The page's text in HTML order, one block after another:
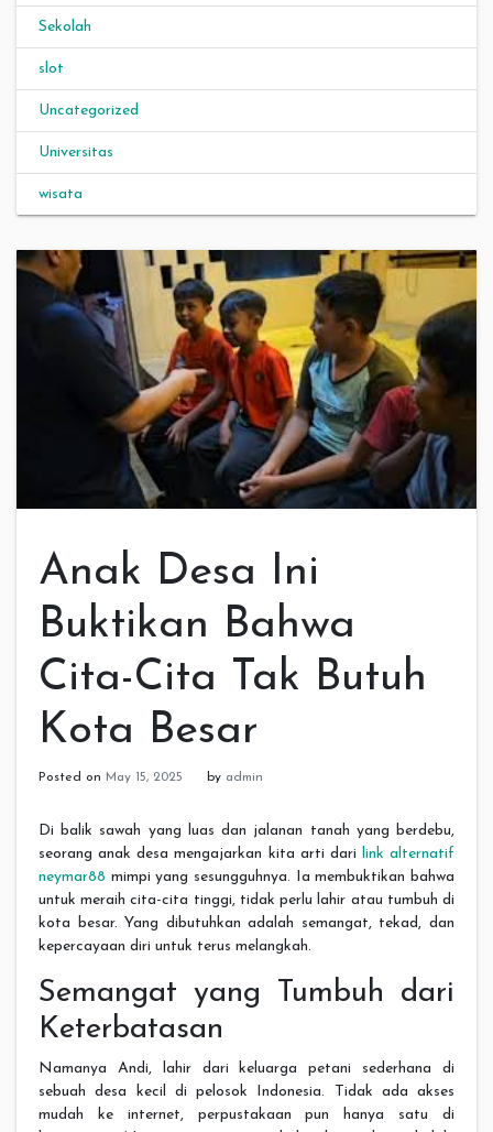
Sekolah
slot
Uncategorized
Universitas
wisata
Anak Desa Ini
Buktikan Bahwa
Cita-Cita Tak Butuh
Kota Besar
Posted on May 15, 2025 by admin
Di balik sawah yang luas dan jalanan tanah yang berdebu,
seorang anak desa mengajarkan kita arti dari link alternatif
neymar88 mimpi yang sesungguhnya. Ia membuktikan bahwa
untuk meraih cita-cita tinggi, tidak perlu lahir atau tumbuh di
kota besar. Yang dibutuhkan adalah semangat, tekad, dan
kepercayaan diri untuk terus melangkah.
Semangat yang Tumbuh dari
Keterbatasan
Namanya Andi, lahir dari keluarga petani sederhana di
sebuah desa kecil di pelosok Indonesia. Tidak ada akses
mudah ke internet, perpustakaan pun hanya satu di